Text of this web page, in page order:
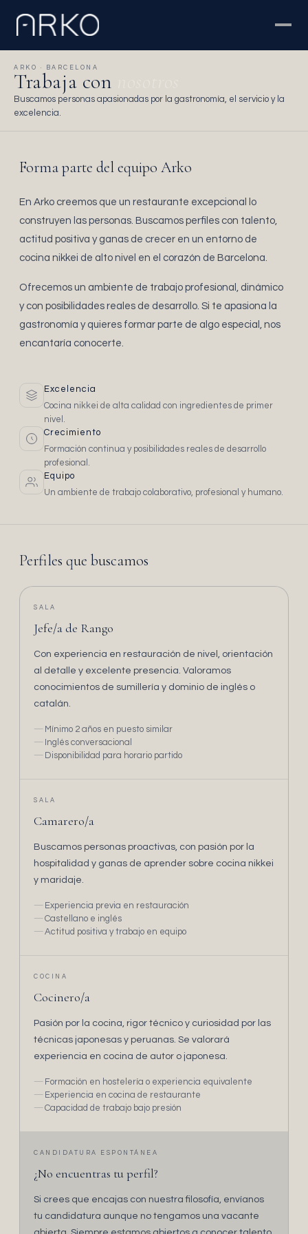
ARKO · BARCELONA
Trabaja con
Buscamos personas apasionadas por la gastronomía, el servicio y la
excelencia.
Forma parte del equipo Arko
En Arko creemos que un restaurante excepcional lo
construyen las personas. Buscamos perfiles con talento,
actitud positiva y ganas de crecer en un entorno de
cocina nikkei de alto nivel en el corazón de Barcelona.
Ofrecemos un ambiente de trabajo profesional, dinámico
y con posibilidades reales de desarrollo. Si te apasiona la
gastronomía y quieres formar parte de algo especial, nos
encantaría conocerte.
Excelencia
Cocina nikkei de alta calidad con ingredientes de primer
nivel.
Crecimiento
Formación continua y posibilidades reales de desarrollo
profesional.
Equipo
Un ambiente de trabajo colaborativo, profesional y humano.
Perfiles que buscamos
SALA
Jefe/a de Rango
Con experiencia en restauración de nivel, orientación
al detalle y excelente presencia. Valoramos
conocimientos de sumillería y dominio de inglés o
catalán.
Mínimo 2 años en puesto similar
Inglés conversacional
Disponibilidad para horario partido
SALA
Camarero/a
Buscamos personas proactivas, con pasión por la
hospitalidad y ganas de aprender sobre cocina nikkei
y maridaje.
Experiencia previa en restauración
Castellano e inglés
Actitud positiva y trabajo en equipo
COCINA
Cocinero/a
Pasión por la cocina, rigor técnico y curiosidad por las
técnicas japonesas y peruanas. Se valorará
experiencia en cocina de autor o japonesa.
Formación en hostelería o experiencia equivalente
Experiencia en cocina de restaurante
Capacidad de trabajo bajo presión
CANDIDATURA ESPONTÁNEA
¿No encuentras tu perfil?
Si crees que encajas con nuestra filosofía, envíanos
tu candidatura aunque no tengamos una vacante